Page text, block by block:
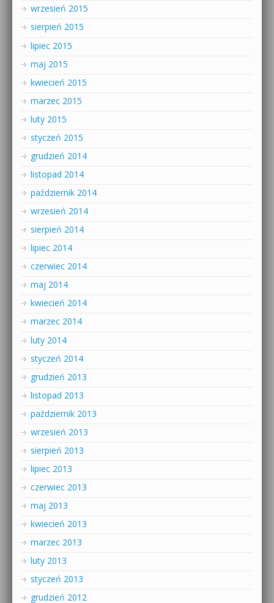
wrzesień 2015
sierpień 2015
lipiec 2015
maj 2015
kwiecień 2015
marzec 2015
luty 2015
styczeń 2015
grudzień 2014
listopad 2014
październik 2014
wrzesień 2014
sierpień 2014
lipiec 2014
czerwiec 2014
maj 2014
kwiecień 2014
marzec 2014
luty 2014
styczeń 2014
grudzień 2013
listopad 2013
październik 2013
wrzesień 2013
sierpień 2013
lipiec 2013
czerwiec 2013
maj 2013
kwiecień 2013
marzec 2013
luty 2013
styczeń 2013
grudzień 2012